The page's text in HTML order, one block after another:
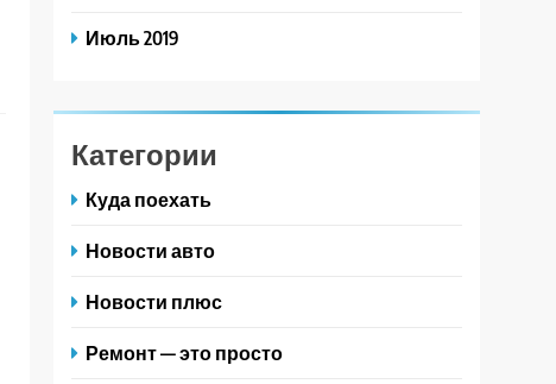
Июль 2019
Категории
Куда поехать
Новости авто
Новости плюс
Ремонт — это просто